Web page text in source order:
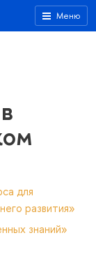
Меню
для
развития»
знаний»